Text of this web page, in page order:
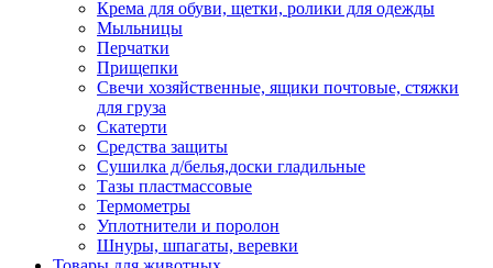
Крема для обуви, щетки, ролики для одежды
Мыльницы
Перчатки
Прищепки
Свечи хозяйственные, ящики почтовые, стяжки
для груза
Скатерти
Средства защиты
Сушилка д/белья,доски гладильные
Тазы пластмассовые
Термометры
Уплотнители и поролон
Шнуры, шпагаты, веревки